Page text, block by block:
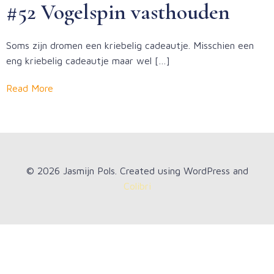
#52 Vogelspin vasthouden
Soms zijn dromen een kriebelig cadeautje. Misschien een
eng kriebelig cadeautje maar wel […]
Read More
© 2026 Jasmijn Pols. Created using WordPress and
Colibri